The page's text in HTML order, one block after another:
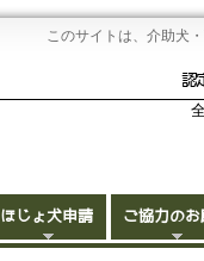
このサイトは、介助犬
認
ほじょ犬申請 ご協力のお